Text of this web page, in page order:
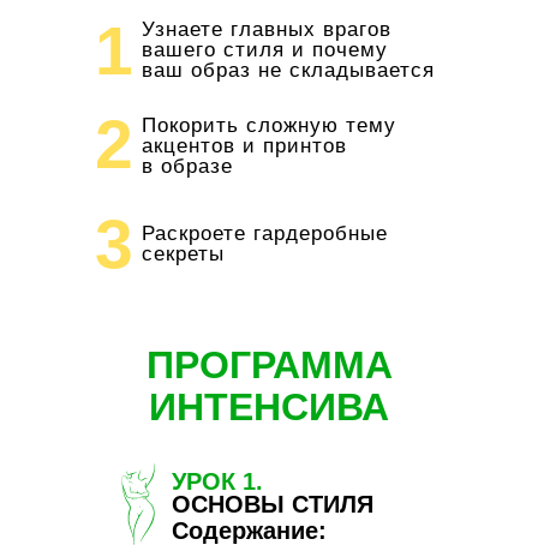
1 Узнаете главных врагов
вашего стиля и почему
ваш образ не складывается
2 Покорить сложную тему
акцентов и принтов
в образе
3 Раскроете гардеробные
секреты
ПРОГРАММА
ИНТЕНСИВА
УРОК 1.
ОСНОВЫ СТИЛЯ
Содержание: